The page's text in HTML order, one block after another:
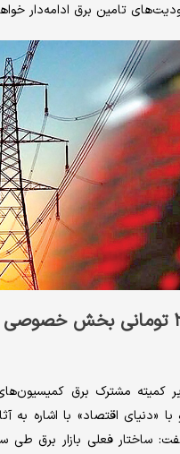
تامین برق ادامه‌دار
برق ۳۵۰ تومانی بخش
کمیته مشترک برق
«دنیای اقتصاد» با اشاره به
ساختار فعلی بازار برق طی